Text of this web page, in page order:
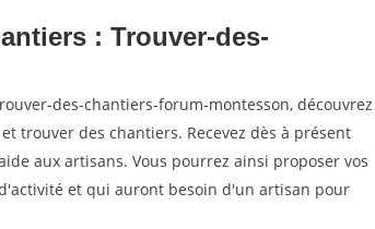
: Trouver-des-
des-chantiers-forum-montesson, découvrez
trouver des chantiers. Recevez dès à présent
aux artisans. Vous pourrez ainsi proposer vos
et qui auront besoin d'un artisan pour